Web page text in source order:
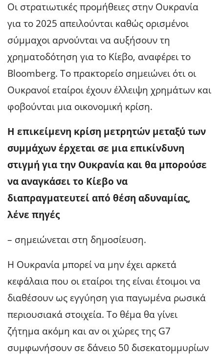
Οι στρατιωτικές προμήθειες στην Ουκρανία
για το 2025 απειλούνται καθώς ορισμένοι
σύμμαχοι αρνούνται να αυξήσουν τη
χρηματοδότηση για το Κίεβο, αναφέρει το
Bloomberg. Το πρακτορείο σημειώνει ότι οι
Ουκρανοί εταίροι έχουν έλλειψη χρημάτων και
φοβούνται μια οικονομική κρίση.
Η επικείμενη κρίση μετρητών μεταξύ των
συμμάχων έρχεται σε μια επικίνδυνη
στιγμή για την Ουκρανία και θα μπορούσε
να αναγκάσει το Κίεβο να
διαπραγματευτεί από θέση αδυναμίας,
λένε πηγές
– σημειώνεται στη δημοσίευση.
Η Ουκρανία μπορεί να μην έχει αρκετά
κεφάλαια που οι εταίροι της είναι έτοιμοι να
διαθέσουν ως εγγύηση για παγωμένα ρωσικά
περιουσιακά στοιχεία. Το θέμα θα γίνει
ζήτημα ακόμη και αν οι χώρες της G7
συμφωνήσουν σε δάνειο 50 δισεκατομμυρίων